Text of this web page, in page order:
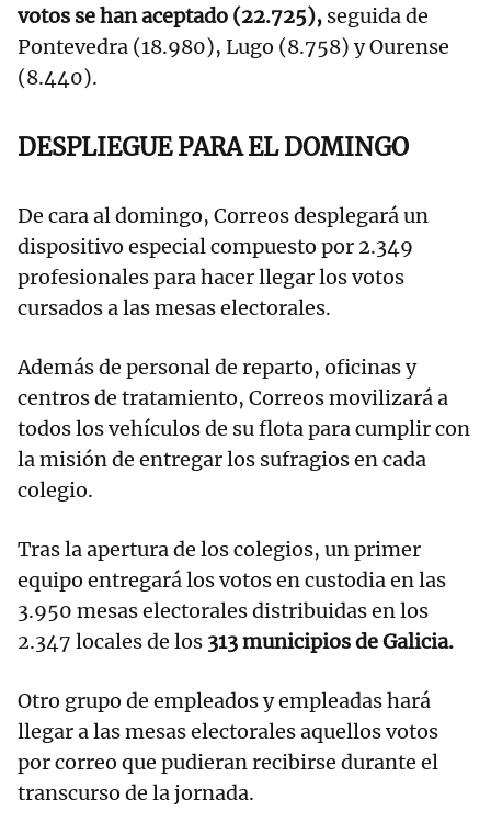
votos se han aceptado (22.725), seguida de
Pontevedra (18.980), Lugo (8.758) y Ourense
(8.440).
DESPLIEGUE PARA EL DOMINGO
De cara al domingo, Correos desplegará un
dispositivo especial compuesto por 2.349
profesionales para hacer llegar los votos
cursados a las mesas electorales.
Además de personal de reparto, oficinas y
centros de tratamiento, Correos movilizará a
todos los vehículos de su flota para cumplir con
la misión de entregar los sufragios en cada
colegio.
Tras la apertura de los colegios, un primer
equipo entregará los votos en custodia en las
3.950 mesas electorales distribuidas en los
2.347 locales de los 313 municipios de Galicia.
Otro grupo de empleados y empleadas hará
llegar a las mesas electorales aquellos votos
por correo que pudieran recibirse durante el
transcurso de la jornada.